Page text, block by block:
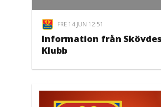
FRE 14 JUN 12:51
Information från
Klubb